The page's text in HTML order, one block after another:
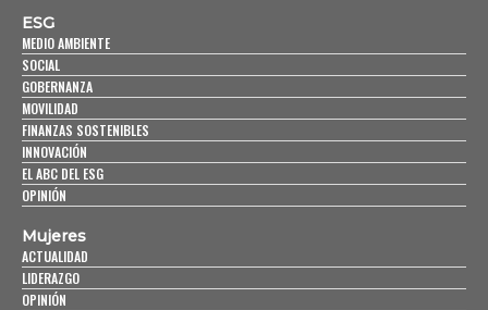
ESG
MEDIO AMBIENTE
SOCIAL
GOBERNANZA
MOVILIDAD
FINANZAS SOSTENIBLES
INNOVACIÓN
EL ABC DEL ESG
OPINIÓN
Mujeres
ACTUALIDAD
LIDERAZGO
OPINIÓN